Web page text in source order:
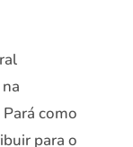
como
para o